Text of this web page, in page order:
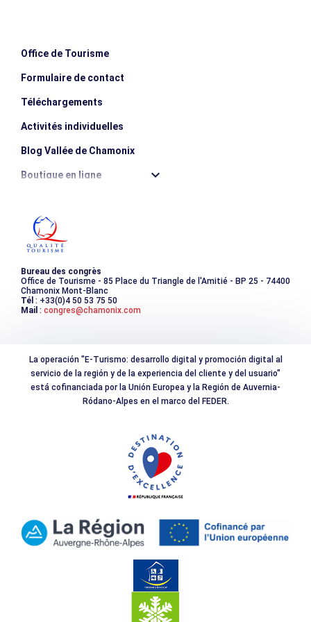
Office de Tourisme
Formulaire de contact
Téléchargements
Activités individuelles
Blog Vallée de Chamonix
Boutique en ligne
Les incontournables
Photothèque
Bureau des congrès
Office de Tourisme - 85 Place du Triangle de l'Amitié - BP 25 - 74400
Chamonix Mont-Blanc
Tél : +33(0)4 50 53 75 50
Mail : congres@chamonix.com
La operación "E-Turismo: desarrollo digital y promoción digital al
servicio de la región y de la experiencia del cliente y del usuario"
está cofinanciada por la Unión Europea y la Región de Auvernia-
Ródano-Alpes en el marco del FEDER.